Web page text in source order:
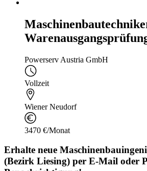
Powerserv Austria GmbH
Vollzeit
Wiener Neudorf
3470 €/Monat
Erhalte neue
(Bezirk Liesing) per E-Mail oder